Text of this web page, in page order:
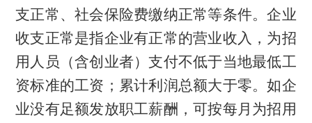
支正常、社会保险费缴纳正常等条件。企业
收支正常是指企业有正常的营业收入，为招
用人员（含创业者）支付不低于当地最低工
资标准的工资；累计利润总额大于零。如企
业没有足额发放职工薪酬，可按每月为招用